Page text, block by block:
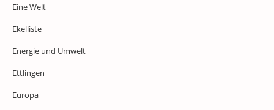
Eine Welt
Ekelliste
Energie und Umwelt
Ettlingen
Europa